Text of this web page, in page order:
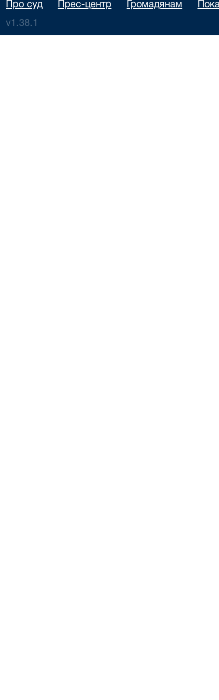
Про суд Прес-центр Громадянам
v1.38.1